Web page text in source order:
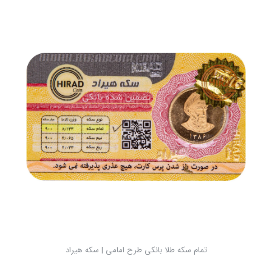
تمام سکه طلا بانکی طرح امامی | سکه هیراد